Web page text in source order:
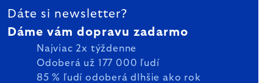
Dáte si newsletter?
Dáme vám dopravu zadarmo
Najviac 2x týždenne
Odoberá už 177 000 ľudí
85 % ľudí odoberá dlhšie ako rok